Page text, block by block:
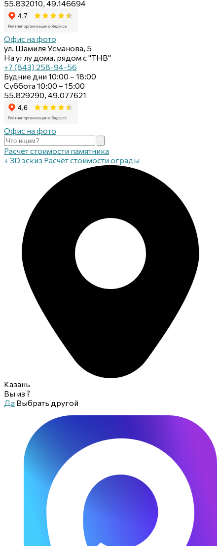
55.832010, 49.146694
Офис на фото
ул. Шамиля Усманова, 5
На углу дома, рядом с "ТНВ"
+7 (843) 258-94-56
Будние дни 10:00 – 18:00
Суббота 10:00 – 15:00
55.829290, 49.077621
Офис на фото
Расчёт стоимости памятника
+ 3D эскиз Расчёт стоимости ограды
Казань
Вы из ?
Да Выбрать другой